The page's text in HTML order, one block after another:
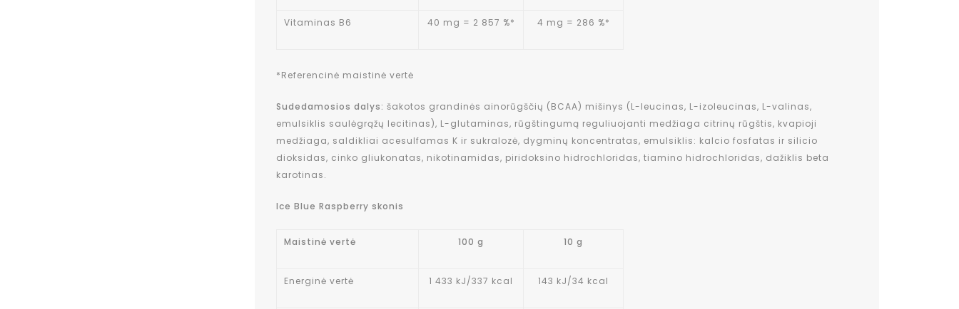
Vitaminas B6 40 mg = 2 857 %* 4 mg = 286 %*
*Referencinė maistinė vertė
Sudedamosios dalys: šakotos grandinės ainorūgščių (BCAA) mišinys (L-leucinas, L-izoleucinas, L-valinas,
emulsiklis saulėgrąžų lecitinas), L-glutaminas, rūgštingumą reguliuojanti medžiaga citrinų rūgštis, kvapioji
medžiaga, saldikliai acesulfamas K ir sukralozė, dygminų koncentratas, emulsiklis: kalcio fosfatas ir silicio
dioksidas, cinko gliukonatas, nikotinamidas, piridoksino hidrochloridas, tiamino hidrochloridas, dažiklis beta
karotinas.
Ice Blue Raspberry skonis
Maistinė vertė 100 g 10 g
Energinė vertė 1 433 kJ/337 kcal 143 kJ/34 kcal